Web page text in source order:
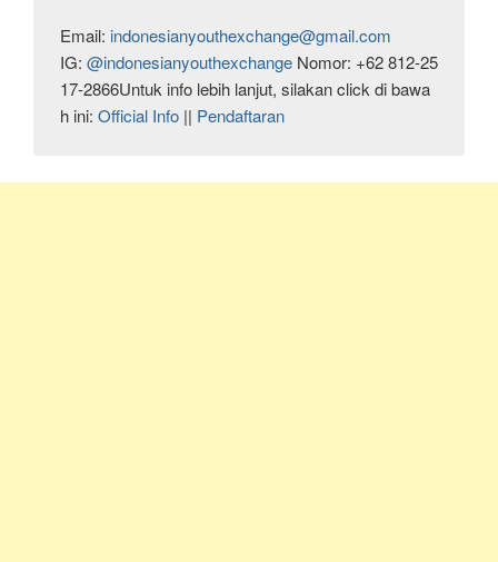
Email: indonesianyouthexchange@gmail.com
IG: @indonesianyouthexchange Nomor: +62 812-25
17-2866Untuk info lebih lanjut, silakan click di bawa
h ini: Official Info || Pendaftaran